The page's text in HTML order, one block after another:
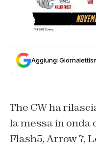
Aggiungi
The CW ha
la messa in onda
Flash5, Arrow 7,